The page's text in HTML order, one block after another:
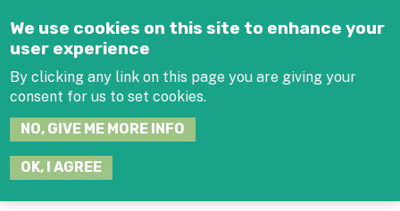
We use cookies on this site to enhance your
user experience
By clicking any link on this page you are giving your
consent for us to set cookies.
NO, GIVE ME MORE INFO
OK, I AGREE